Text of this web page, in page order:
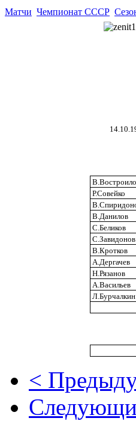
Матчи Чемпионат СССР
Р.Совейко
В.Данилов
С.Беликов
С.Завидонов
В.Кротков
А.Дергачев
Н.Рязанов
А.Васильев
<